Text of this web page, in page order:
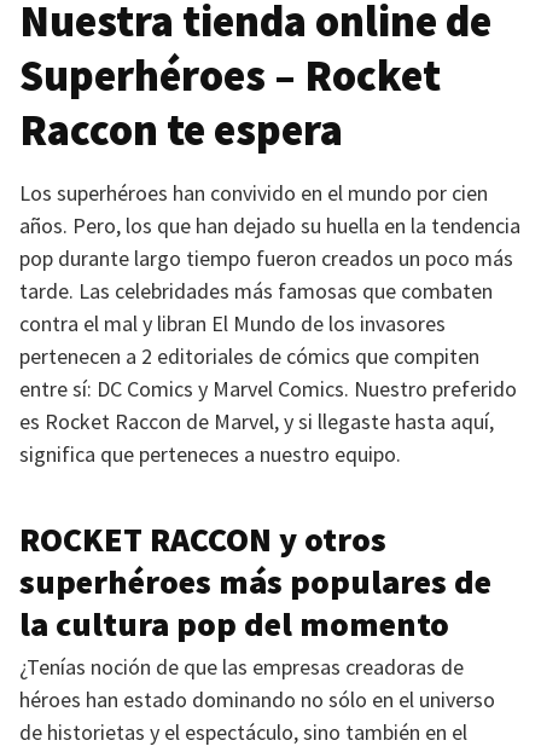
Nuestra tienda online de
Superhéroes – Rocket
Raccon te espera
Los superhéroes han convivido en el mundo por cien
años. Pero, los que han dejado su huella en la tendencia
pop durante largo tiempo fueron creados un poco más
tarde. Las celebridades más famosas que combaten
contra el mal y libran El Mundo de los invasores
pertenecen a 2 editoriales de cómics que compiten
entre sí: DC Comics y Marvel Comics. Nuestro preferido
es Rocket Raccon de Marvel, y si llegaste hasta aquí,
significa que perteneces a nuestro equipo.
ROCKET RACCON y otros
superhéroes más populares de
la cultura pop del momento
¿Tenías noción de que las empresas creadoras de
héroes han estado dominando no sólo en el universo
de historietas y el espectáculo, sino también en el